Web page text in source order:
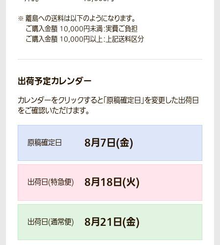
離島への送料は以下のようになります。
ご購入金額 10,000円未満：実費ご負担
ご購入金額 10,000円以上：上記送料区分
出荷予定カレンダー
カレンダーをクリックすると「原稿確定日」を変更した出荷日
をご確認いただけます。
原稿確定日 8月7日(金)
出荷日(特急便) 8月18日(火)
出荷日(通常便) 8月21 日(金)